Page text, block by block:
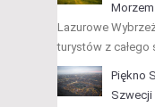
Lazurowe
turystów z całego
Piękno
Szwecji